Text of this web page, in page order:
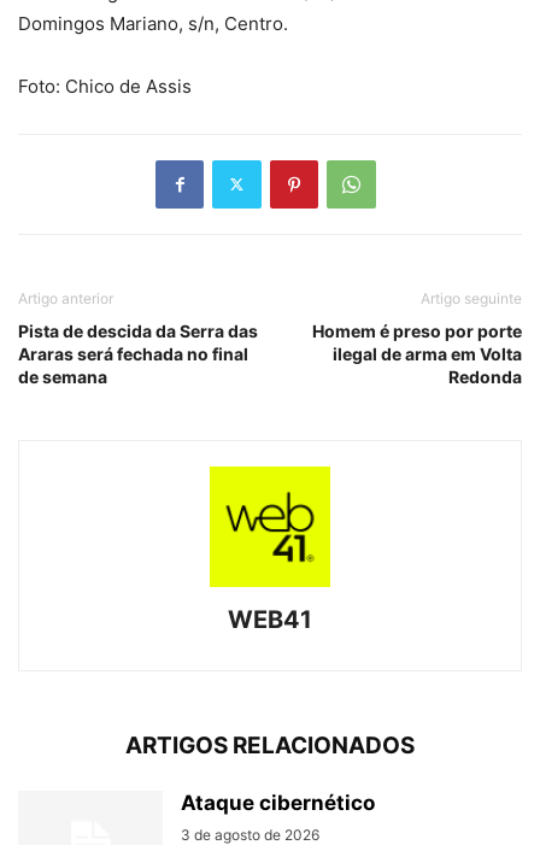
Domingos Mariano, s/n, Centro.
Foto: Chico de Assis
Artigo anterior
Pista de descida da Serra das
Araras será fechada no final
de semana
Artigo seguinte
Homem é preso por porte
ilegal de arma em Volta
Redonda
WEB41
ARTIGOS RELACIONADOS
Ataque cibernético
3 de agosto de 2026